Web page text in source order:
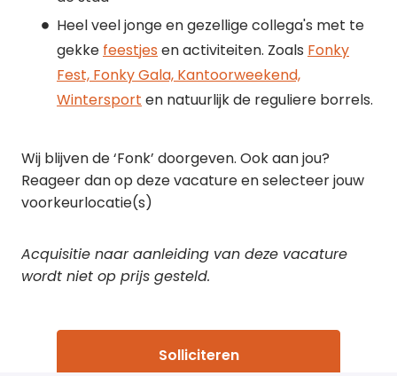
Heel veel jonge en gezellige collega's met te
gekke feestjes en activiteiten. Zoals Fonky
Fest, Fonky Gala, Kantoorweekend,
Wintersport en natuurlijk de reguliere borrels.
Wij blijven de ‘Fonk’ doorgeven. Ook aan jou?
Reageer dan op deze vacature en selecteer jouw
voorkeurlocatie(s)
Acquisitie naar aanleiding van deze vacature
wordt niet op prijs gesteld.
Solliciteren